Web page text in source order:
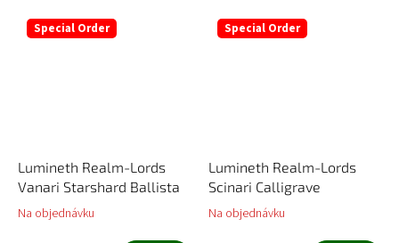
Special Order
Lumineth Realm-Lords
Vanari Starshard Ballista
Na objednávku
Special Order
Lumineth Realm-Lords
Scinari Calligrave
Na objednávku